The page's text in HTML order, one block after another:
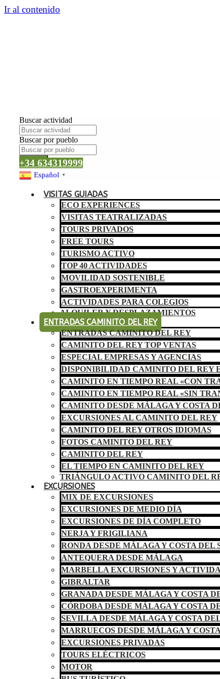
Ir al contenido
Buscar actividad
Buscar por pueblo
Buscar
+34 634319999
Español ▼
VISITAS GUIADAS
ECO EXPERIENCES
VISITAS TEATRALIZADAS
TOURS PRIVADOS
FREE TOURS
TURISMO ACTIVO
TOP 40 ACTIVIDADES
MOVILIDAD SOSTENIBLE
GASTROEXPERIMENTA
ACTIVIDADES PARA COLEGIOS
ALQUILER Y DESPLAZAMIENTOS
ENTRADAS CAMINITO DEL REY
ENTRADAS CAMINITO DEL REY
CAMINITO DEL REY TOP VENTAS
ESPECIAL EMPRESAS Y AGENCIAS
DISPONIBILIDAD CAMINITO DEL REY
CAMINITO EN TIEMPO REAL «CON
CAMINITO EN TIEMPO REAL «SIN
CAMINITO DESDE MÁLAGA Y COSTA
EXCURSIONES AL CAMINITO DEL REY
CAMINITO DEL REY OTROS IDIOMAS
FOTOS CAMINITO DEL REY
CAMINITO DEL REY
EL TIEMPO EN CAMINITO DEL REY
TRIÁNGULO ACTIVO CAMINITO DEL
EXCURSIONES
MIX DE EXCURSIONES
EXCURSIONES DE MEDIO DÍA
EXCURSIONES DE DÍA COMPLETO
NERJA Y FRIGILIANA
RONDA DESDE MÁLAGA Y COSTA DEL
ANTEQUERA DESDE MÁLAGA
MARBELLA EXCURSIONES Y
GIBRALTAR
GRANADA DESDE MÁLAGA Y COSTA
CÓRDOBA DESDE MÁLAGA Y COSTA
SEVILLA DESDE MÁLAGA Y COSTA
MARRUECOS DESDE MÁLAGA Y
EXCURSIONES PRIVADAS
TOURS ELÉCTRICOS
MOTOR